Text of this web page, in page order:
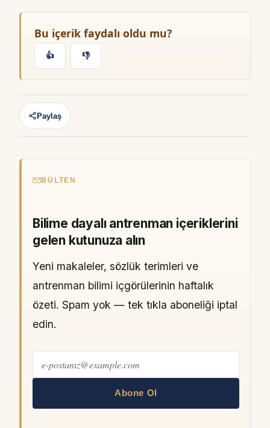
Bu içerik faydalı oldu mu?
👍 👎
Paylaş
BÜLTEN
Bilime dayalı antrenman içeriklerini
gelen kutunuza alın
Yeni makaleler, sözlük terimleri ve
antrenman bilimi içgörülerinin haftalık
özeti. Spam yok — tek tıkla aboneliği iptal
edin.
Abone Ol